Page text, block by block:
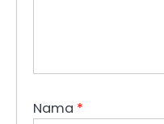
Nama *